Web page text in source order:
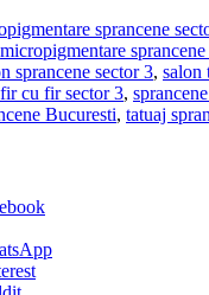
sprancene
micropigmentare
sprancene sector 3, salon
cu fir sector 3,
Bucuresti, tatuaj